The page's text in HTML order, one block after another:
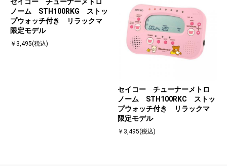
ノーム STH100RKG ストッ
プウォッチ付き リラックマ
限定モデル
￥3,495(税込)
セイコー チューナーメトロ
ノーム STH100RKC ストッ
プウォッチ付き リラックマ
限定モデル
￥3,495(税込)